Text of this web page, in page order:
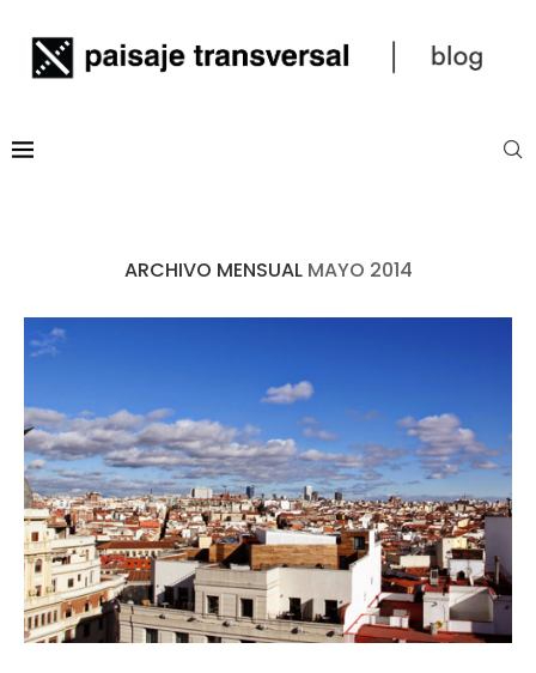
ARCHIVO MENSUAL MAYO 2014